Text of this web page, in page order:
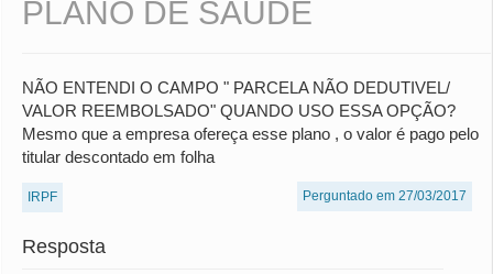
PLANO DE SAUDE
NÃO ENTENDI O CAMPO " PARCELA NÃO DEDUTIVEL/
VALOR REEMBOLSADO" QUANDO USO ESSA OPÇÃO?
Mesmo que a empresa ofereça esse plano , o valor é pago pelo
titular descontado em folha
IRPF Perguntado em 27/03/2017
Resposta